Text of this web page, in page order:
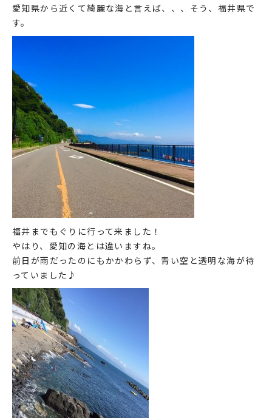
愛知県から近くて綺麗な海と言えば、、、そう、福井県で
す。
福井までもぐりに行って来ました！
やはり、愛知の海とは違いますね。
前日が雨だったのにもかかわらず、青い空と透明な海が待
っていました♪